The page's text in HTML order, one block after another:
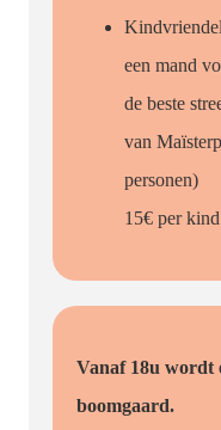
een mand
de beste
van
personen)
15€ per kind
Vanaf 18u wordt
boomgaard.